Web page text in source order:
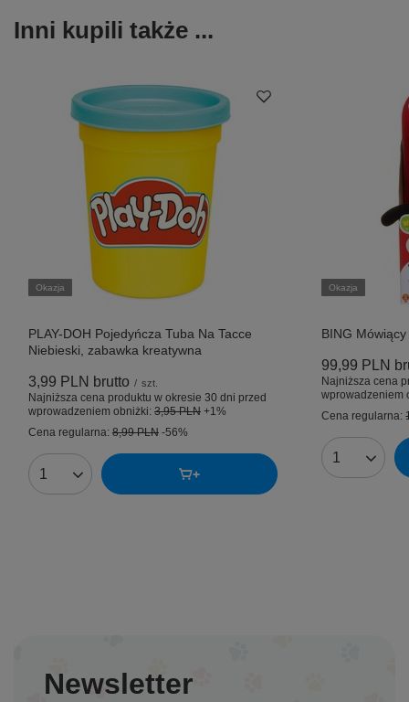
Inni kupili także ...
Okazja
PLAY-DOH Pojedyńcza Tuba Na Tacce
Niebieski, zabawka kreatywna
3,99 PLN brutto / szt.
Najniższa cena produktu w okresie 30 dni przed
wprowadzeniem obniżki: 3,95 PLN +1%
Cena regularna: 8,99 PLN -56%
Ilość produktów
Okazja
BING
99,99 PLN
Najniższa cena
wprowadzeniem
Cena regularna:
Ilość
Newsletter